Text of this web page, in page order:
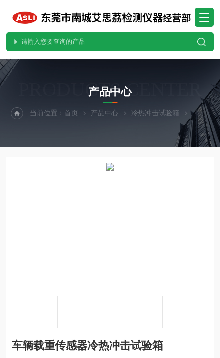
PRODUCTS CENTER
产品中心
当前位置：首页 产品中心 冷热冲击试验箱 分体式
车辆载重传感器冷热冲击试验箱